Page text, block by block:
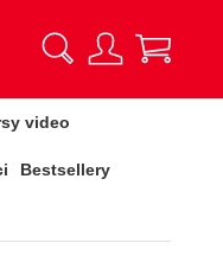
video
Bestsellery